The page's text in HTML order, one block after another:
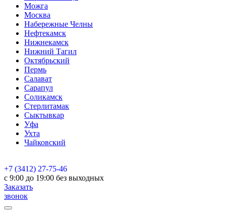
Можга
Москва
Набережные Челны
Нефтекамск
Нижнекамск
Нижний Тагил
Октябрьский
Пермь
Салават
Сарапул
Соликамск
Стерлитамак
Сыктывкар
Уфа
Ухта
Чайковский
+7 (3412) 27-75-46
c 9:00 до 19:00 без выходных
Заказать
звонок